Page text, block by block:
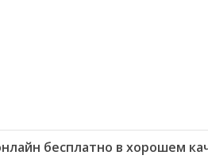
бесплатно в хорошем